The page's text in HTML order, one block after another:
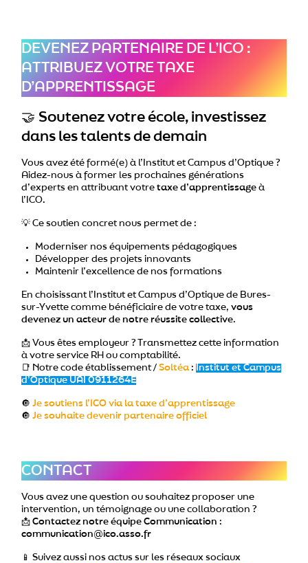
DEVENEZ PARTENAIRE DE L’ICO :
ATTRIBUEZ VOTRE TAXE
D’APPRENTISSAGE
🤝 Soutenez votre école, investissez
dans les talents de demain
Vous avez été formé(e) à l’Institut et Campus d’Optique ?
Aidez-nous à former les prochaines générations
d’experts en attribuant votretaxe d’apprentissage à
l’ICO.
💡 Ce soutien concret nous permet de :
Moderniser nos équipements pédagogiques
Développer des projets innovants
Maintenir l’excellence de nos formations
En choisissant l’Institut et Campus d’Optique de Bures-
sur-Yvette comme bénéficiaire de votre taxe,vous
devenez un acteur de notre réussite collective.
📩 Vous êtes employeur ? Transmettez cette information
à votre service RH ou comptabilité.
📑 Notre code établissement /Soltéa:
Institut et Campus
d’Optique UAI 0911264E
🔘 Je soutiens l’ICO via la taxe d’apprentissage
🔘Je souhaite devenir partenaire officiel
CONTACT
Vous avez une question ou souhaitez proposer une
intervention, un témoignage ou une collaboration ?
📩Contactez notre équipe Communication:
communication@ico.asso.fr
📱 Suivez aussi nos actus sur les réseaux sociaux